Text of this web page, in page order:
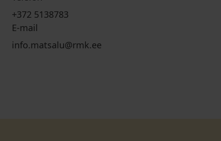
+372 5138783
E-mail
info.matsalu@rmk.ee